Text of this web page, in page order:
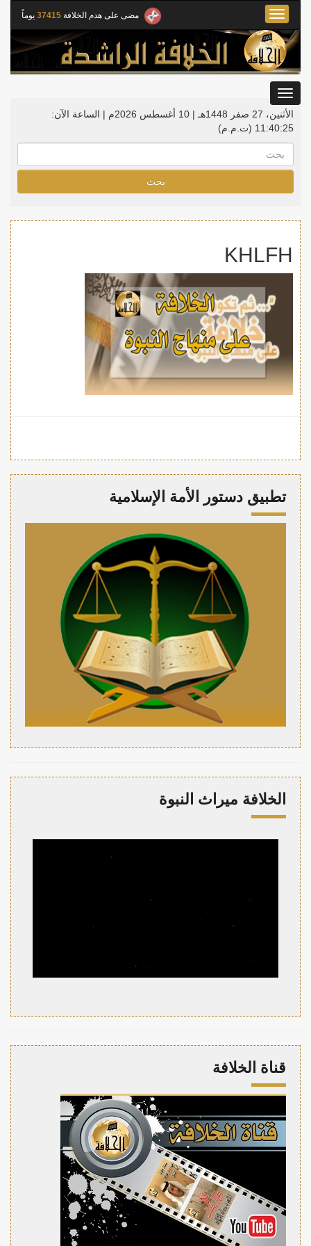
مضى على هدم الخلافة 37415 يوماً
Toggle
navigation
الأثنين، 27 صفر 1448هـ | 10 أغسطس 2026م |
الساعة الآن:
11:40:25 (ت.م.م)
بحث
KHLFH
تطبيق دستور الأمة الإسلامية
الخلافة ميراث النبوة
قناة الخلافة